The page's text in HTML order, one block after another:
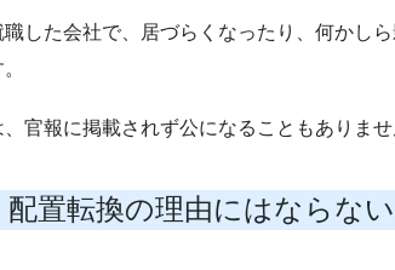
した会社で、居づらくなったり、何かし
官報に掲載されず公になることもありま
配置転換の理由にはならない